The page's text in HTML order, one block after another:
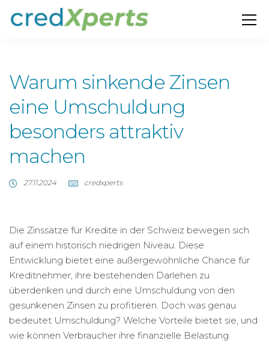
Warum sinkende Zinsen
eine Umschuldung
besonders attraktiv
machen
27.11.2024 credxperts
Die Zinssätze für Kredite in der Schweiz bewegen sich
auf einem historisch niedrigen Niveau. Diese
Entwicklung bietet eine außergewöhnliche Chance für
Kreditnehmer, ihre bestehenden Darlehen zu
überdenken und durch eine Umschuldung von den
gesunkenen Zinsen zu profitieren. Doch was genau
bedeutet Umschuldung? Welche Vorteile bietet sie, und
wie können Verbraucher ihre finanzielle Belastung